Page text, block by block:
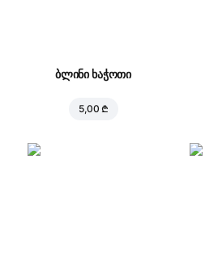
ბლინი ხაჭოთი
5,00 ₾